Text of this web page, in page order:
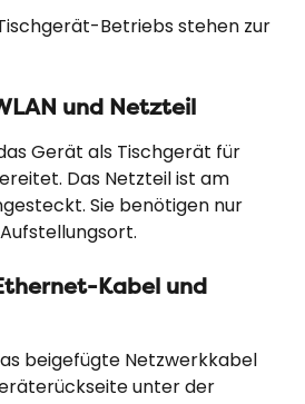
Betriebs stehen zur
und Netzteil
Gerät als Tischgerät für
Das Netzteil ist am
Sie benötigen nur
Kabel und
beigefügte Netzwerkkabel
unter der